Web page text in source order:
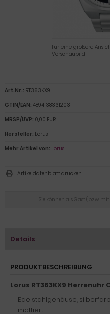
Für eine größere
Vorschaubild
Sie können als Gast (bzw.
Art.Nr.: RT363KX9
GTIN/EAN: 4894138361203
MRSP/UVP: 0,00 EUR
Hersteller: Lorus
Mehr Artikel von: Lorus
Artikeldatenblatt drucken
Details
PRODUKTBESCHREIBUNG
Lorus RT363KX9 Herrenuhr
Edelstahlgehäuse,
mattiert